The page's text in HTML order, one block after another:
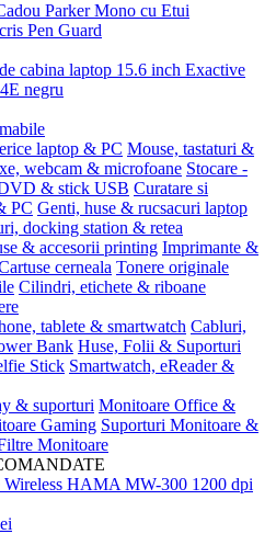
Parker Mono cu Etui
Pen Guard
cabina laptop 15.6 inch Exactive
negru
laptop & PC Mouse, tastaturi &
webcam & microfoane Stocare -
& stick USB Curatare si
PC Genti, huse & rucsacuri laptop
docking station & retea
& accesorii printing Imprimante &
cerneala Tonere originale
Cilindri, etichete & riboane
tablete & smartwatch Cabluri,
Bank Huse, Folii & Suporturi
Stick Smartwatch, eReader &
& suporturi Monitoare Office &
Gaming Suporturi Monitoare &
Monitoare
Wireless HAMA MW-300 1200 dpi